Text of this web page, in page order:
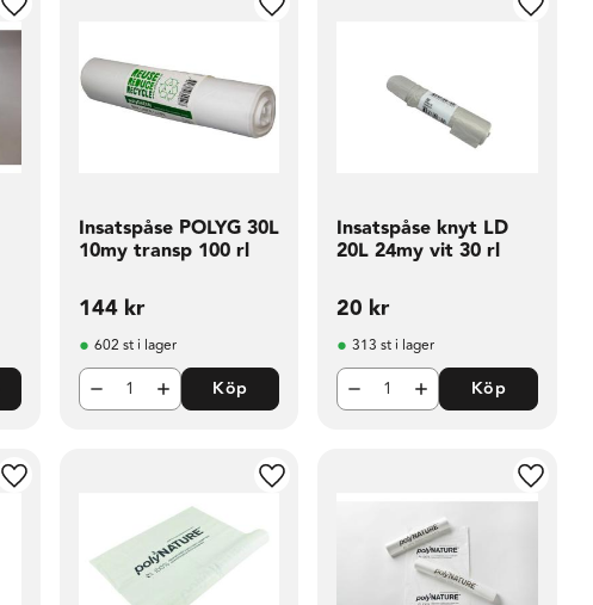
Lägg till i favoriter
Insatspåse POLYG 30L
10my transp 100 rl
144kr
Lägg till i favoriter
602 st i lager
Köp
Insatspåse knyt LD
20L 24my vit 30 rl
20 kr
Lägg
313 st i lager
Köp
Lägg till i favoriter Lägg till i favoriter Lägg